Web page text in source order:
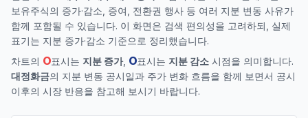
보유주식의 증가·감소, 증여, 전환권 행사 등 여러 지분 변동 사유가
함께 포함될 수 있습니다. 이 화면은 검색 편의성을 고려하되, 실제
표기는 지분 증가·감소 기준으로 정리했습니다.
차트의 O표시는 지분 증가, O표시는 지분 감소 시점을 의미합니다.
대정화금의 지분 변동 공시일과 주가 변화 흐름을 함께 보면서 공시
이후의 시장 반응을 참고해 보시기 바랍니다.